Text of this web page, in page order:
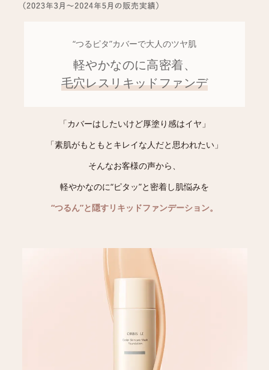
“つるピタ”カバーで大人のツヤ肌
軽やかなのに高密着、
毛穴レスリキッドファンデ
「カバーはしたいけど厚塗り感はイヤ」
「素肌がもともとキレイな人だと思われたい」
そんなお客様の声から、
軽やかなのに“ピタッ”と密着し肌悩みを
“つるん”と隠すリキッドファンデーション。